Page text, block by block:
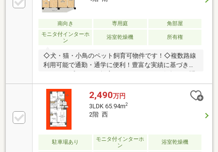
南向き 専用庭
角部屋
モニタ付インターホ
ン
浴室乾燥機 所有権
◇犬・猫・小鳥のペット飼育可物件です！◇複数路線
利用可能で通勤・通学に便利！豊富な実績に基づきリ
フォームプランのご提案もいたします！お気軽にお問
合せくださいませ☆【周辺環境】・ベルクフォルテ蘇
我店/徒歩約14分/約1100ｍ・ファミリーマート千葉青
葉の森通り店/徒歩約2分/約130ｍ・ローソン千葉宮崎
町店/徒歩約3分/約180ｍ・サンドラッグ蘇我店/徒歩約
9分/約650ｍ・こまどり幼稚園/徒歩約7分/約520ｍ・大
森保育園/徒歩約13分/約970ｍ・石橋記念公園/徒歩約3
分/約210ｍ・宮崎小学校/徒歩約11分/約840ｍ・蘇我中
学校/徒歩約18分/約1420ｍ
2,490万円
3LDK 65.94m2
2階 西
駐車場あり
モニタ付インターホ
ン
浴室乾燥機